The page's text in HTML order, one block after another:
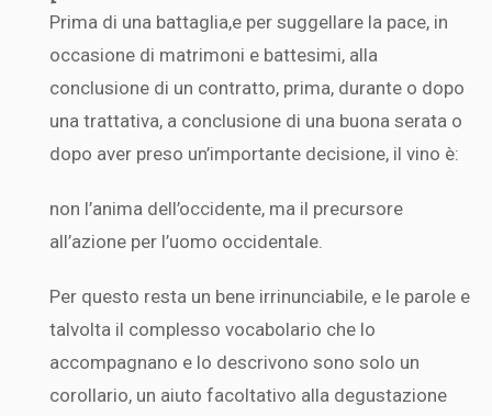
Prima di una battaglia,e per suggellare la pace, in
occasione di matrimoni e battesimi, alla
conclusione di un contratto, prima, durante o dopo
una trattativa, a conclusione di una buona serata o
dopo aver preso un’importante decisione, il vino è:
non l’anima dell’occidente, ma il precursore
all’azione per l’uomo occidentale.
Per questo resta un bene irrinunciabile, e le parole e
talvolta il complesso vocabolario che lo
accompagnano e lo descrivono sono solo un
corollario, un aiuto facoltativo alla degustazione